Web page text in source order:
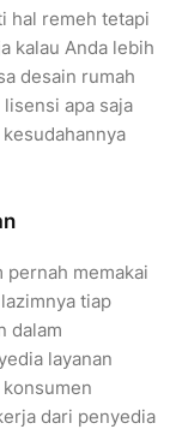
hal remeh tetapi
kalau Anda lebih
desain rumah
apa saja
pernah memakai
tiap
dalam
layanan
dari penyedia